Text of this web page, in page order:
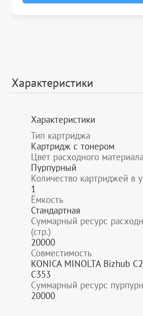
Характеристики
Характеристики
Тип картриджа
Картридж с тонером
Цвет расходного материала
Пурпурный
Количество картриджей в
1
Ёмкость
Стандартная
Суммарный ресурс
(стр.)
20000
Совместимость
KONICA MINOLTA Bizhub
C353
Суммарный ресурс
20000